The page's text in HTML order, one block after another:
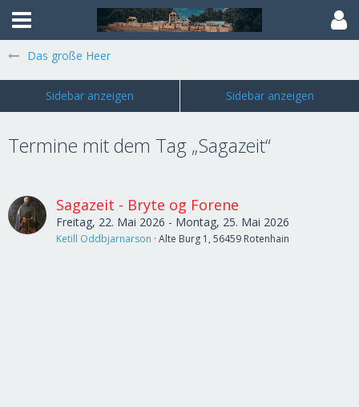
Das große Heer
Termine mit dem Tag „Sagazeit“
Sagazeit - Bryte og Forene
Freitag, 22. Mai 2026 - Montag, 25. Mai 2026
Ketill Oddbjarnarson Alte Burg 1, 56459 Rotenhain